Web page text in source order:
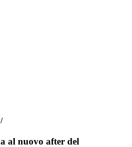
al nuovo after del